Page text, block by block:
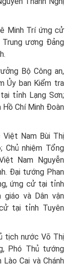
Minh Trí ứng cử
Trung ương Đảng
Bộ Công an,
Ủy ban Kiểm tra
tỉnh Lạng Sơn;
Hồ Chí Minh Đoàn
Nam Bùi Thị
Chủ nhiệm Tổng
Nam Nguyễn
Đại tướng Phan
ứng cử tại tỉnh
giáo và Dân vận
tại tỉnh Tuyên
tịch nước Võ Thị
Phó Thủ tướng
Cai và Chánh